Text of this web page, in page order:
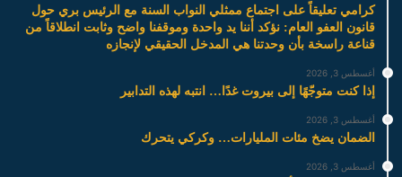
كرامي تعليقاً على اجتماع ممثلي النواب السنة مع الرئيس بري حول
قانون العفو العام: نؤكد أننا يد واحدة وموقفنا واضح وثابت انطلاقاً من
قناعة راسخة بأن وحدتنا هي المدخل الحقيقي لإنجازه
أغسطس 3, 2026
إذا كنت متوجّهًا إلى بيروت غدًا… انتبه لهذه التدابير
أغسطس 3, 2026
الضمان يضخ مئات المليارات… وكركي يتحرك
أغسطس 3, 2026